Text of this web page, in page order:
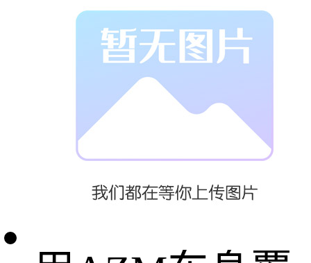
值得关注的是
汽车行业的应
用突破，特斯
拉上海工厂采